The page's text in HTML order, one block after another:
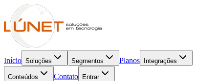
Início Soluções Segmentos Planos Integrações
Conteúdos Contato Entrar